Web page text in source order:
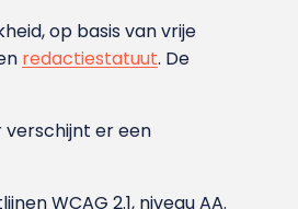
op basis van vrije
redactiestatuut. De
verschijnt er een
WCAG 2.1, niveau AA.